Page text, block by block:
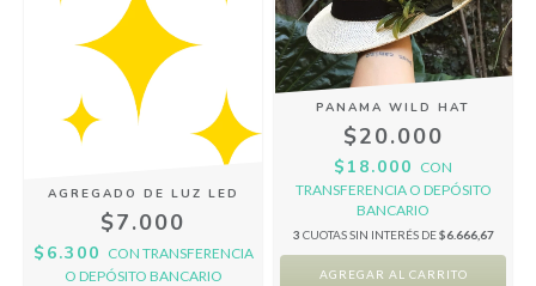
AGREGADO DE LUZ LED
$7.000
$6.300 CON TRANSFERENCIA
O DEPÓSITO BANCARIO
PANAMA WILD HAT
$20.000
$18.000 CON
TRANSFERENCIA O DEPÓSITO
BANCARIO
3 CUOTAS SIN INTERÉS DE$6.666,67